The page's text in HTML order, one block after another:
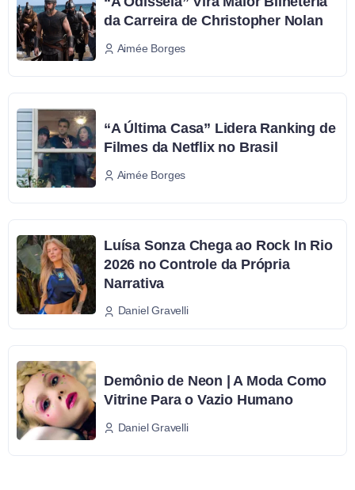
da Carreira de Christopher Nolan
Aimée Borges
“A Última Casa” Lidera Ranking de
Filmes da Netflix no Brasil
Aimée Borges
Luísa Sonza Chega ao Rock In Rio
2026 no Controle da Própria
Narrativa
Daniel Gravelli
Demônio de Neon | A Moda Como
Vitrine Para o Vazio Humano
Daniel Gravelli